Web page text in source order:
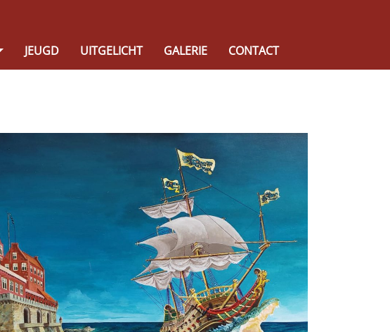
JEUGD UITGELICHT GALERIE CONTACT